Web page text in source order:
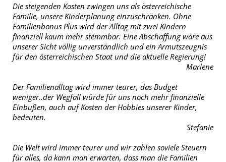
Die steigenden Kosten zwingen uns als österreichische
Familie, unsere Kinderplanung einzuschränken. Ohne
Familienbonus Plus wird der Alltag mit zwei Kindern
finanziell kaum mehr stemmbar. Eine Abschaffung wäre aus
unserer Sicht völlig unverständlich und ein Armutszeugnis
für den österreichischen Staat und die aktuelle Regierung!
Marlene
Der Familienalltag wird immer teurer, das Budget
weniger..der Wegfall würde für uns noch mehr finanzielle
Einbußen, auch auf Kosten der Hobbies unserer Kinder,
bedeuten.
Stefanie
Die Welt wird immer teurer und wir zahlen soviele Steuern
für alles, da kann man erwarten, dass man die Familien